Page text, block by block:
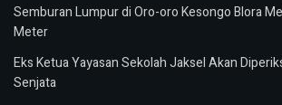
Semburan Lumpur di Oro-oro Kesongo Blora
Meter
Eks Ketua Yayasan Sekolah Jaksel Akan
Senjata